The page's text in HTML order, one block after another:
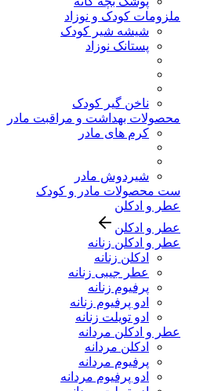
ملزومات کودک و نوزاد
شیشه شیر کودک
پستانک نوزاد
ناخن گیر کودک
محصولات بهداشت و مراقبت مادر
کرم های مادر
شیردوش مادر
ست محصولات مادر و کودک
عطر و ادکلن
عطر و ادکلن
عطر و ادکلن زنانه
ادکلن زنانه
عطر جیبی زنانه
پرفیوم زنانه
ادو پرفیوم زنانه
ادو تویلت زنانه
عطر و ادکلن مردانه
ادکلن مردانه
پرفیوم مردانه
ادو پرفیوم مردانه